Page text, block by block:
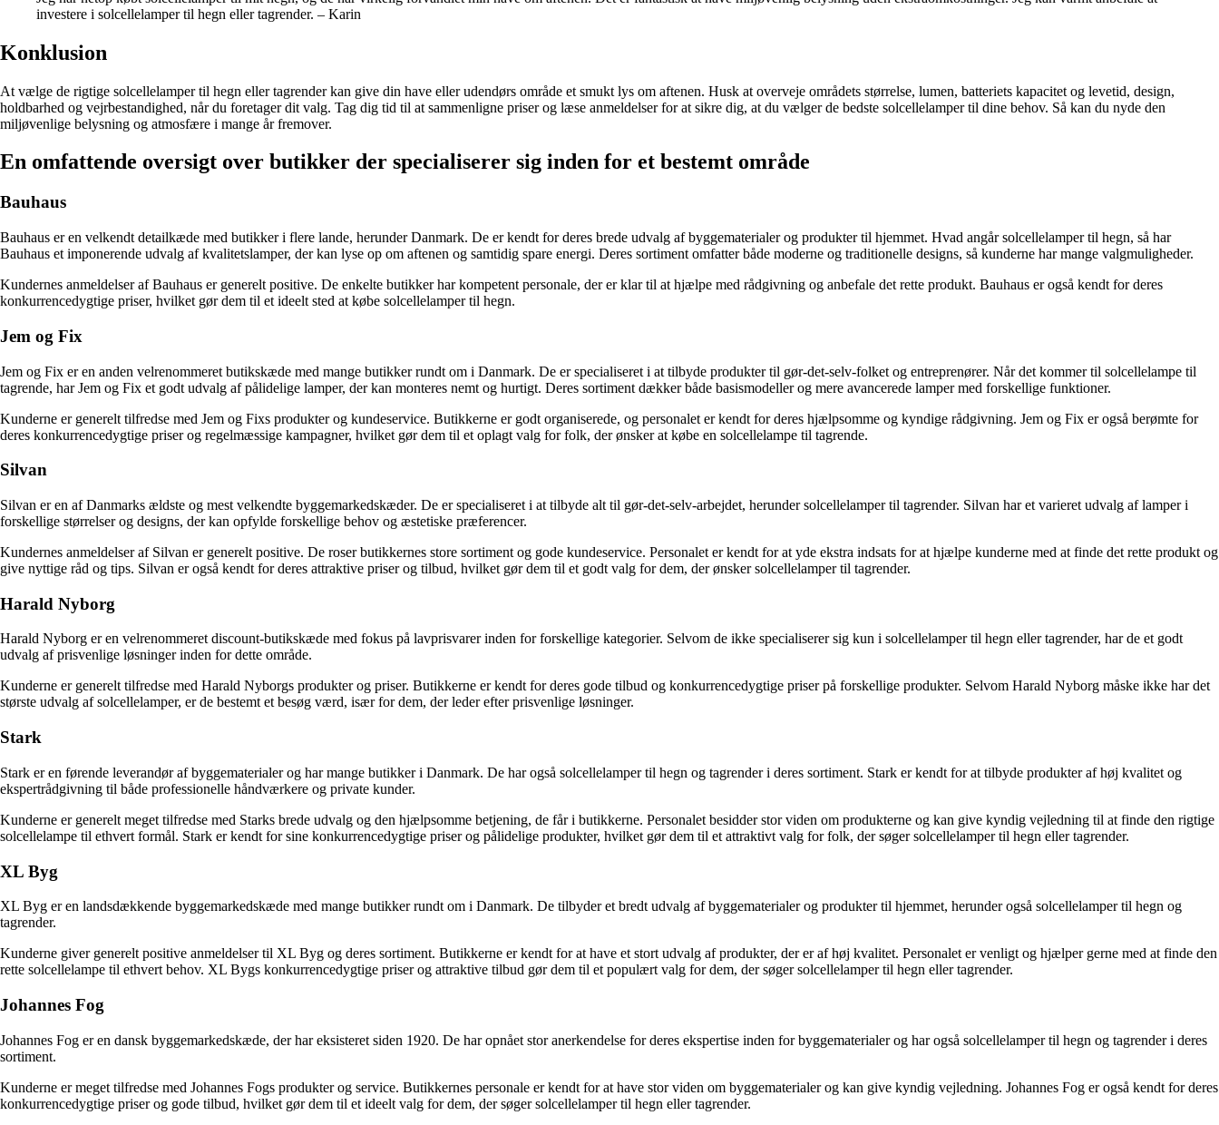
investere i solcellelamper til hegn eller tagrender. – Karin
Konklusion
At vælge de rigtige solcellelamper til hegn eller tagrender kan give din have eller udendørs område et smukt lys om aftenen. Husk at overveje områdets størrelse, lumen, batteriets kapacitet og levetid, design,
holdbarhed og vejrbestandighed, når du foretager dit valg. Tag dig tid til at sammenligne priser og læse anmeldelser for at sikre dig, at du vælger de bedste solcellelamper til dine behov. Så kan du nyde den
miljøvenlige belysning og atmosfære i mange år fremover.
En omfattende oversigt over butikker der specialiserer sig inden for et bestemt område
Bauhaus
Bauhaus er en velkendt detailkæde med butikker i flere lande, herunder Danmark. De er kendt for deres brede udvalg af byggematerialer og produkter til hjemmet. Hvad angår solcellelamper til hegn, så har
Bauhaus et imponerende udvalg af kvalitetslamper, der kan lyse op om aftenen og samtidig spare energi. Deres sortiment omfatter både moderne og traditionelle designs, så kunderne har mange valgmuligheder.
Kundernes anmeldelser af Bauhaus er generelt positive. De enkelte butikker har kompetent personale, der er klar til at hjælpe med rådgivning og anbefale det rette produkt. Bauhaus er også kendt for deres
konkurrencedygtige priser, hvilket gør dem til et ideelt sted at købe solcellelamper til hegn.
Jem og Fix
Jem og Fix er en anden velrenommeret butikskæde med mange butikker rundt om i Danmark. De er specialiseret i at tilbyde produkter til gør-det-selv-folket og entreprenører. Når det kommer til solcellelampe til
tagrende, har Jem og Fix et godt udvalg af pålidelige lamper, der kan monteres nemt og hurtigt. Deres sortiment dækker både basismodeller og mere avancerede lamper med forskellige funktioner.
Kunderne er generelt tilfredse med Jem og Fixs produkter og kundeservice. Butikkerne er godt organiserede, og personalet er kendt for deres hjælpsomme og kyndige rådgivning. Jem og Fix er også berømte for
deres konkurrencedygtige priser og regelmæssige kampagner, hvilket gør dem til et oplagt valg for folk, der ønsker at købe en solcellelampe til tagrende.
Silvan
Silvan er en af Danmarks ældste og mest velkendte byggemarkedskæder. De er specialiseret i at tilbyde alt til gør-det-selv-arbejdet, herunder solcellelamper til tagrender. Silvan har et varieret udvalg af lamper i
forskellige størrelser og designs, der kan opfylde forskellige behov og æstetiske præferencer.
Kundernes anmeldelser af Silvan er generelt positive. De roser butikkernes store sortiment og gode kundeservice. Personalet er kendt for at yde ekstra indsats for at hjælpe kunderne med at finde det rette produkt og
give nyttige råd og tips. Silvan er også kendt for deres attraktive priser og tilbud, hvilket gør dem til et godt valg for dem, der ønsker solcellelamper til tagrender.
Harald Nyborg
Harald Nyborg er en velrenommeret discount-butikskæde med fokus på lavprisvarer inden for forskellige kategorier. Selvom de ikke specialiserer sig kun i solcellelamper til hegn eller tagrender, har de et godt
udvalg af prisvenlige løsninger inden for dette område.
Kunderne er generelt tilfredse med Harald Nyborgs produkter og priser. Butikkerne er kendt for deres gode tilbud og konkurrencedygtige priser på forskellige produkter. Selvom Harald Nyborg måske ikke har det
største udvalg af solcellelamper, er de bestemt et besøg værd, især for dem, der leder efter prisvenlige løsninger.
Stark
Stark er en førende leverandør af byggematerialer og har mange butikker i Danmark. De har også solcellelamper til hegn og tagrender i deres sortiment. Stark er kendt for at tilbyde produkter af høj kvalitet og
ekspertrådgivning til både professionelle håndværkere og private kunder.
Kunderne er generelt meget tilfredse med Starks brede udvalg og den hjælpsomme betjening, de får i butikkerne. Personalet besidder stor viden om produkterne og kan give kyndig vejledning til at finde den rigtige
solcellelampe til ethvert formål. Stark er kendt for sine konkurrencedygtige priser og pålidelige produkter, hvilket gør dem til et attraktivt valg for folk, der søger solcellelamper til hegn eller tagrender.
XL Byg
XL Byg er en landsdækkende byggemarkedskæde med mange butikker rundt om i Danmark. De tilbyder et bredt udvalg af byggematerialer og produkter til hjemmet, herunder også solcellelamper til hegn og
tagrender.
Kunderne giver generelt positive anmeldelser til XL Byg og deres sortiment. Butikkerne er kendt for at have et stort udvalg af produkter, der er af høj kvalitet. Personalet er venligt og hjælper gerne med at finde den
rette solcellelampe til ethvert behov. XL Bygs konkurrencedygtige priser og attraktive tilbud gør dem til et populært valg for dem, der søger solcellelamper til hegn eller tagrender.
Johannes Fog
Johannes Fog er en dansk byggemarkedskæde, der har eksisteret siden 1920. De har opnået stor anerkendelse for deres ekspertise inden for byggematerialer og har også solcellelamper til hegn og tagrender i deres
sortiment.
Kunderne er meget tilfredse med Johannes Fogs produkter og service. Butikkernes personale er kendt for at have stor viden om byggematerialer og kan give kyndig vejledning. Johannes Fog er også kendt for deres
konkurrencedygtige priser og gode tilbud, hvilket gør dem til et ideelt valg for dem, der søger solcellelamper til hegn eller tagrender.